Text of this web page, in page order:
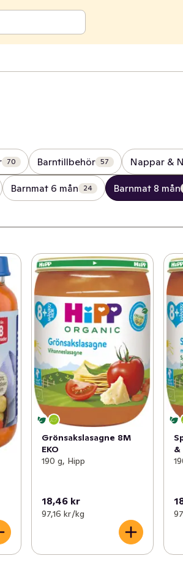
70 Barntillbehör 57 Nappar &
Barnmat 6 mån 24 Barnmat 8 mån
Grönsakslasagne 8M
EKO
190 g, Hipp
18,46 kr
97,16 kr /kg
&